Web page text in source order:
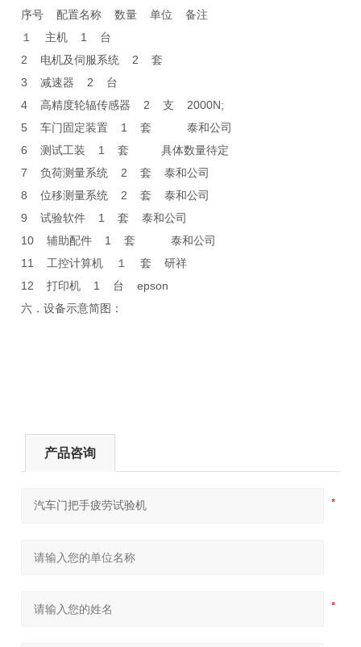
序号 配置名称 数量 单位 备注
１ 主机 1 台
2 电机及伺服系统 2 套
3 减速器 2 台
4 高精度轮辐传感器 2 支 2000N;
5 车门固定装置 1 套 泰和公司
6 测试工装 1 套 具体数量待定
7 负荷测量系统 2 套 泰和公司
8 位移测量系统 2 套 泰和公司
9 试验软件 1 套 泰和公司
10 辅助配件 1 套 泰和公司
11 工控计算机 １ 套 研祥
12 打印机 1 台 epson
六．设备示意简图：
产品咨询